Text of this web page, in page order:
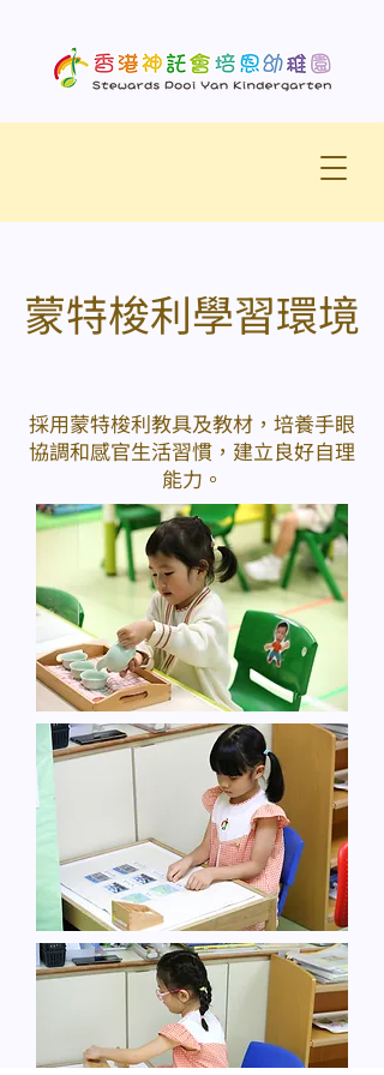
蒙特梭利學習環境
​採用蒙特梭利教具及教材，培養手眼
協調和感官生活習慣，建立良好自理
能力。